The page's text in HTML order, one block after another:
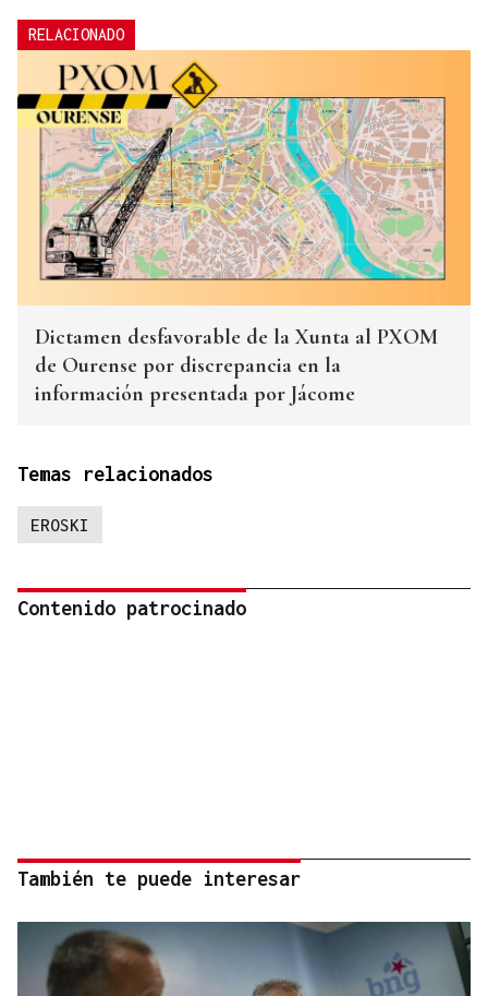
RELACIONADO
Dictamen desfavorable de la Xunta al PXOM
de Ourense por discrepancia en la
información presentada por Jácome
Temas relacionados
EROSKI
Contenido patrocinado
También te puede interesar